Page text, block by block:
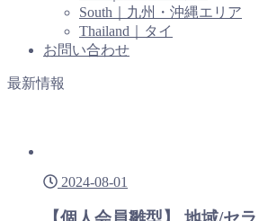
South｜九州・沖縄エリア
Thailand｜タイ
お問い合わせ
最新情報
2024-08-01